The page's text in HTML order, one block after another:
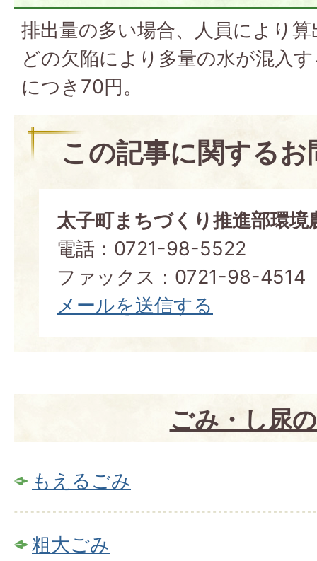
排出量の多い場合、人員により
どの欠陥により多量の水が混入
につき70円。
この記事に関する
太子町まちづくり推進部環境
電話：0721-98-5522
ファックス：0721-98-4514
メールを送信する
ごみ・し尿
もえるごみ
粗大ごみ